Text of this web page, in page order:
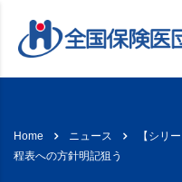
Home ニュース
【シリ
程表への方針明記狙う